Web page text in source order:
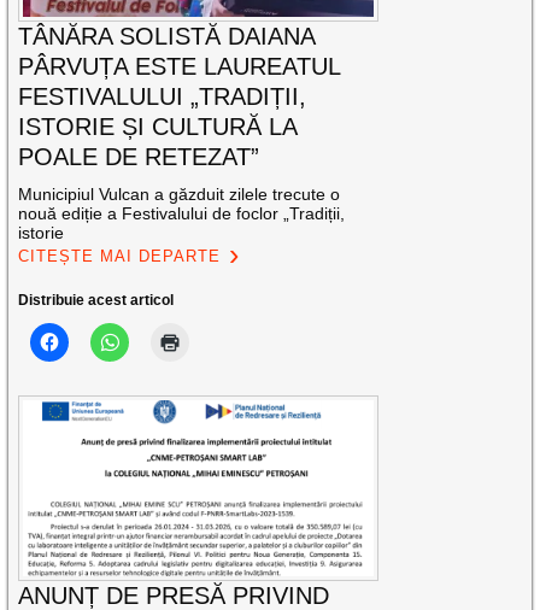
TÂNĂRA SOLISTĂ DAIANA
PÂRVUȚA ESTE LAUREATUL
FESTIVALULUI „TRADIȚII,
ISTORIE ȘI CULTURĂ LA
POALE DE RETEZAT”
Municipiul Vulcan a găzduit zilele trecute o
nouă ediție a Festivalului de foclor „Tradiții,
istorie
CITEȘTE MAI DEPARTE
Distribuie acest articol
ANUNȚ DE PRESĂ PRIVIND